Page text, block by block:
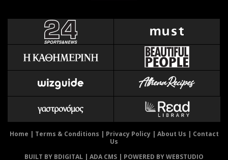
Home | Terms & Conditions | Privacy Policy| About Us | Contact
Us
BUILT BY BDIGITAL | ADA CMS | POWERED BY WEBSTUDIO